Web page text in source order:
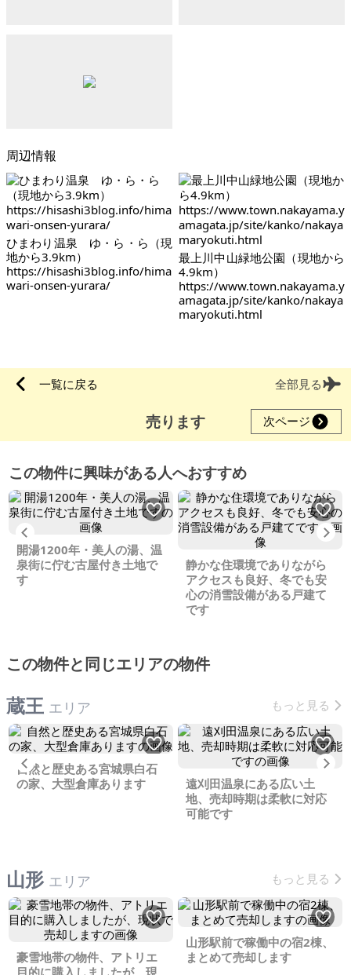
周辺情報
ひまわり温泉 ゆ・ら・ら（現
地から3.9km）
https://hisashi3blog.info/hima
wari-onsen-yurara/
最上川中山緑地公園（現地から
4.9km）
https://www.town.nakayama.y
amagata.jp/site/kanko/nakaya
maryokuti.html
一覧に戻る 全部見る
売ります 次ページ
この物件に興味がある人へおすすめ
Previous
開湯1200年・美人の湯、温
泉街に佇む古屋付き土地で
す
静かな住環境でありながら
アクセスも良好、冬でも安
心の消雪設備がある戸建て
です
この物件と同じエリアの物件
蔵王 エリア もっと見る
Previous
自然と歴史ある宮城県白石
の家、大型倉庫あります
遠刈田温泉にある広い土
地、売却時期は柔軟に対応
可能です
山形 エリア もっと見る
豪雪地帯の物件、アトリエ
目的に購入しましたが、現
山形駅前で稼働中の宿2棟、
まとめて売却します